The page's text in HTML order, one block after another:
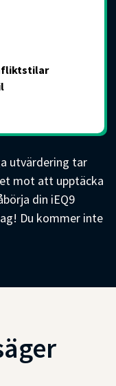
utvärdering tar
mot att upptäcka
din iEQ9
Du kommer inte